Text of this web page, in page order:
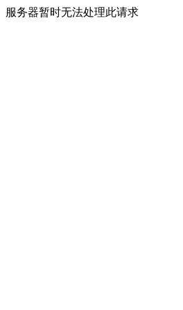
服务器暂时无法处理此请求